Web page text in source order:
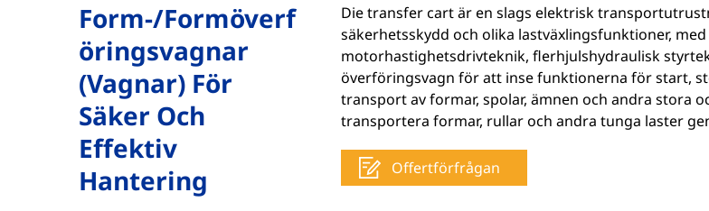
Form-/formöverf
Öringsvagnar
(vagnar) För
Säker Och
Effektiv
Hantering
Die transfer cart är en slags elektrisk
säkerhetsskydd och olika lastväxlingsfunktioner,
motorhastighetsdrivteknik, flerhjulshydraulisk
överföringsvagn för att inse funktionerna för start,
transport av formar, spolar, ämnen och andra stora
transportera formar, rullar och andra tunga laster
Offertförfrågan